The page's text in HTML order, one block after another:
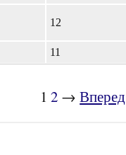
12
11
12 →Вперед